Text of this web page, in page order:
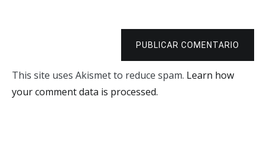
PUBLICAR COMENTARIO
This site uses Akismet to reduce spam. Learn how
your comment data is processed.